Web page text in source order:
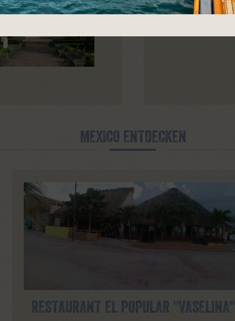
MEXICO ENTDECKEN
RESTAURANT EL POPULAR "VASELINA"